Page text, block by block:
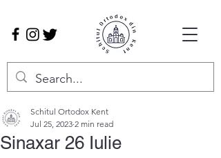
Sinaxar 26 Iulie
Schitul Ortodox Kent
Jul 25, 2023 2 min read